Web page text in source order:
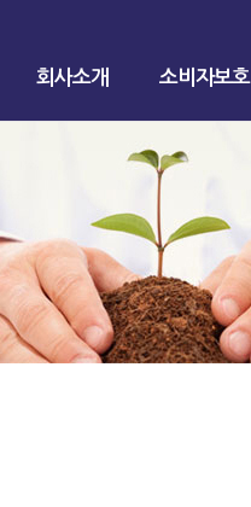
회사소개 소비자보호